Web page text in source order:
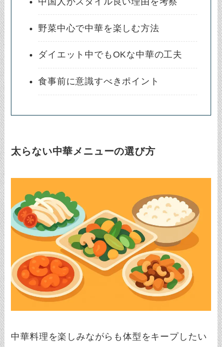
野菜中心で中華を楽しむ方法
ダイエット中でもOKな中華の工夫
食事前に意識すべきポイント
太らない中華メニューの選び方
中華料理を楽しみながらも体型をキープしたい